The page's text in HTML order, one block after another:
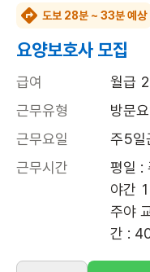
도보 28분 ~ 33분 예상
요양보호사 모집
급여
월급
근무유형
방문
근무요일
주5일
근무시간
평일 :
야간
주야
간 :